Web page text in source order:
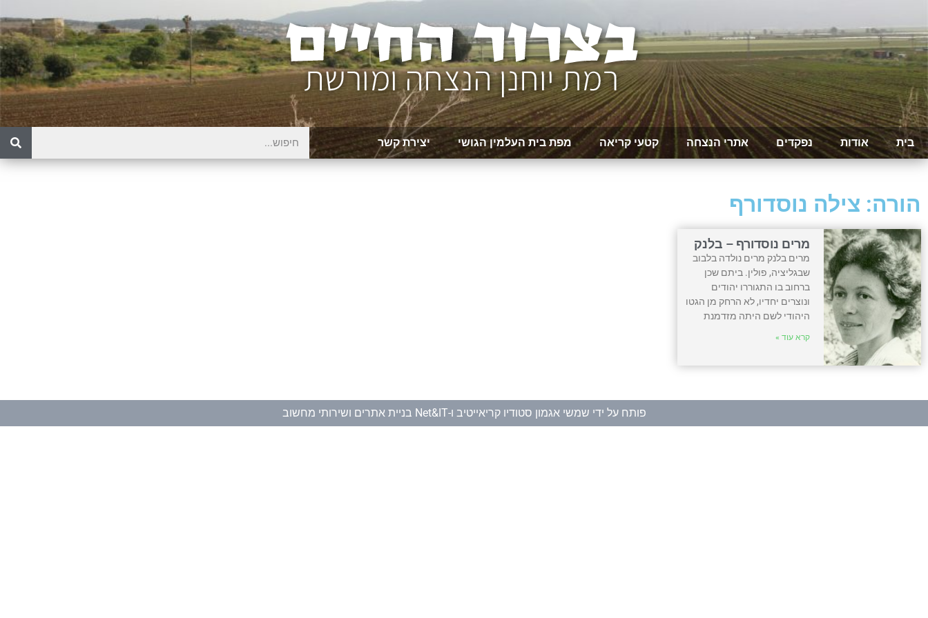
בית אודות נפקדים אתרי הנצחה קטעי קריאה מפת בית העלמין הגושי יצירת קשר
הורה: צילה נוסדורף
מרים נוסדורף – בלנק
מרים בלנק מרים נולדה בלבוב
שבגליציה, פולין. ביתם שכן
ברחוב בו התגוררו יהודים
ונוצרים יחדיו, לא הרחק מן הגטו
היהודי לשם היתה מזדמנת
קרא עוד »
פותח על ידי שמשי אגמון סטודיו קריאייטיב ו-Net&IT בניית אתרים ושירותי מחשוב